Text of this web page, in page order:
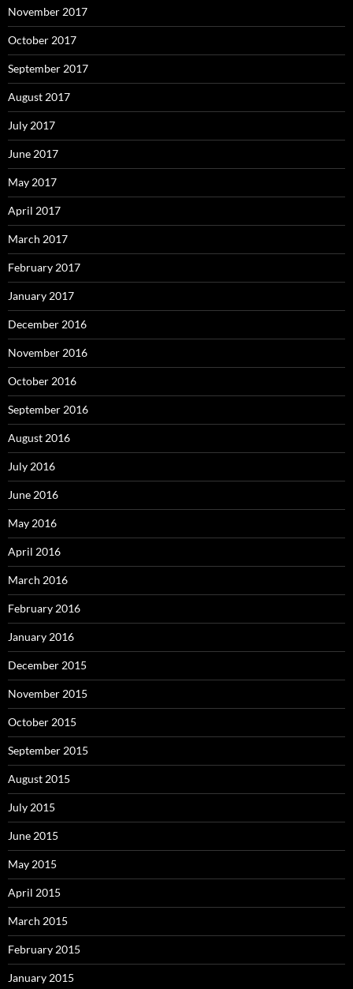
November 2017
October 2017
September 2017
August 2017
July 2017
June 2017
May 2017
April 2017
March 2017
February 2017
January 2017
December 2016
November 2016
October 2016
September 2016
August 2016
July 2016
June 2016
May 2016
April 2016
March 2016
February 2016
January 2016
December 2015
November 2015
October 2015
September 2015
August 2015
July 2015
June 2015
May 2015
April 2015
March 2015
February 2015
January 2015